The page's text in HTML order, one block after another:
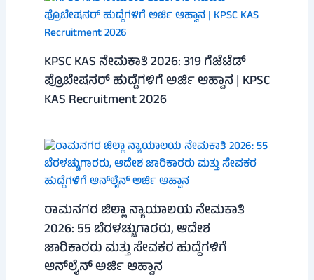
KPSC KAS ನೇಮಕಾತಿ 2026: 319 ಗೆಜೆಟೆಡ್
ಪ್ರೊಬೇಷನರ್ ಹುದ್ದೆಗಳಿಗೆ ಅರ್ಜಿ ಆಹ್ವಾನ | KPSC
KAS Recruitment 2026
ರಾಮನಗರ ಜಿಲ್ಲಾ ನ್ಯಾಯಾಲಯ ನೇಮಕಾತಿ
2026: 55 ಬೆರಳಚ್ಚುಗಾರರು, ಆದೇಶ
ಜಾರಿಕಾರರು ಮತ್ತು ಸೇವಕರ ಹುದ್ದೆಗಳಿಗೆ
ಆನ್‌ಲೈನ್ ಅರ್ಜಿ ಆಹ್ವಾನ